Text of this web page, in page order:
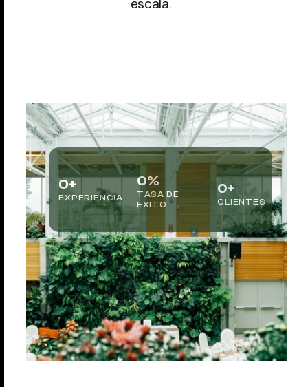
escala.
0+
CLIENTES
0%
TASA DE
EXITO
0+
EXPERIENCIA